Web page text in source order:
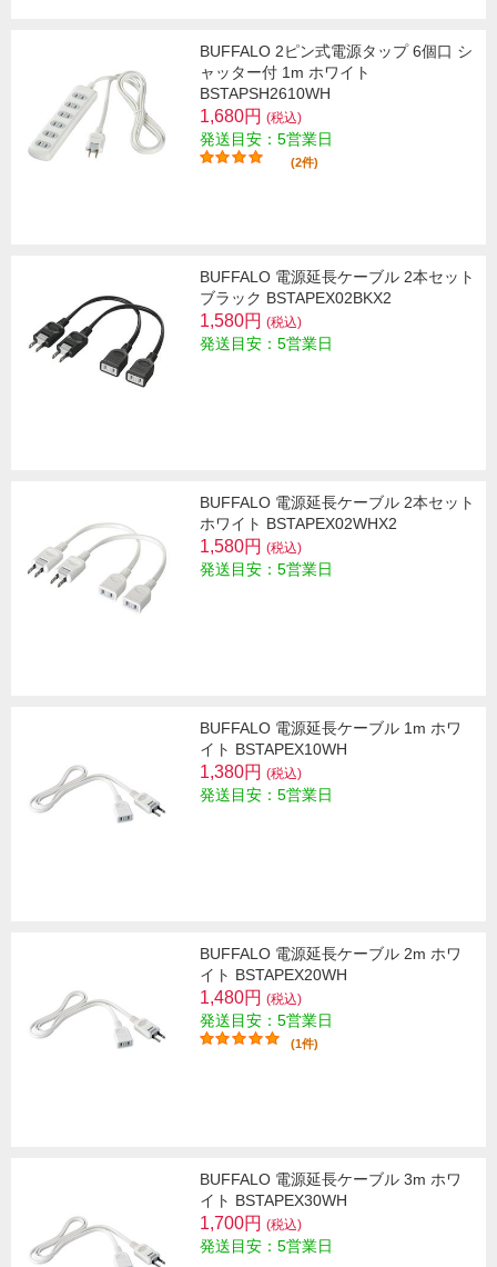
BUFFALO 2ピン式電源タップ 6個口 シ
ャッター付 1m ホワイト
BSTAPSH2610WH
1,680円 (税込)
発送目安：5営業日
(2件)
BUFFALO 電源延長ケーブル 2本セット
ブラック BSTAPEX02BKX2
1,580円 (税込)
発送目安：5営業日
BUFFALO 電源延長ケーブル 2本セット
ホワイト BSTAPEX02WHX2
1,580円 (税込)
発送目安：5営業日
BUFFALO 電源延長ケーブル 1m ホワ
イト BSTAPEX10WH
1,380円 (税込)
発送目安：5営業日
BUFFALO 電源延長ケーブル 2m ホワ
イト BSTAPEX20WH
1,480円 (税込)
発送目安：5営業日
(1件)
BUFFALO 電源延長ケーブル 3m ホワ
イト BSTAPEX30WH
1,700円 (税込)
発送目安：5営業日